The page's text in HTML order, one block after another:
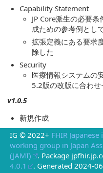
Capability Statement
JP Core派生の必要
成ための参考例とし
拡張定義にある要求
除した
Security
医療情報システムの
5.2版の改版に合わ
v1.0.5
新規作成
IG © 2022+ FHIR
working group in Japan
(JAMI)
. Package
4.0.1
. Generated 2024-